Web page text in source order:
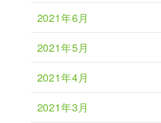
2021年6月
2021年5月
2021年4月
2021年3月